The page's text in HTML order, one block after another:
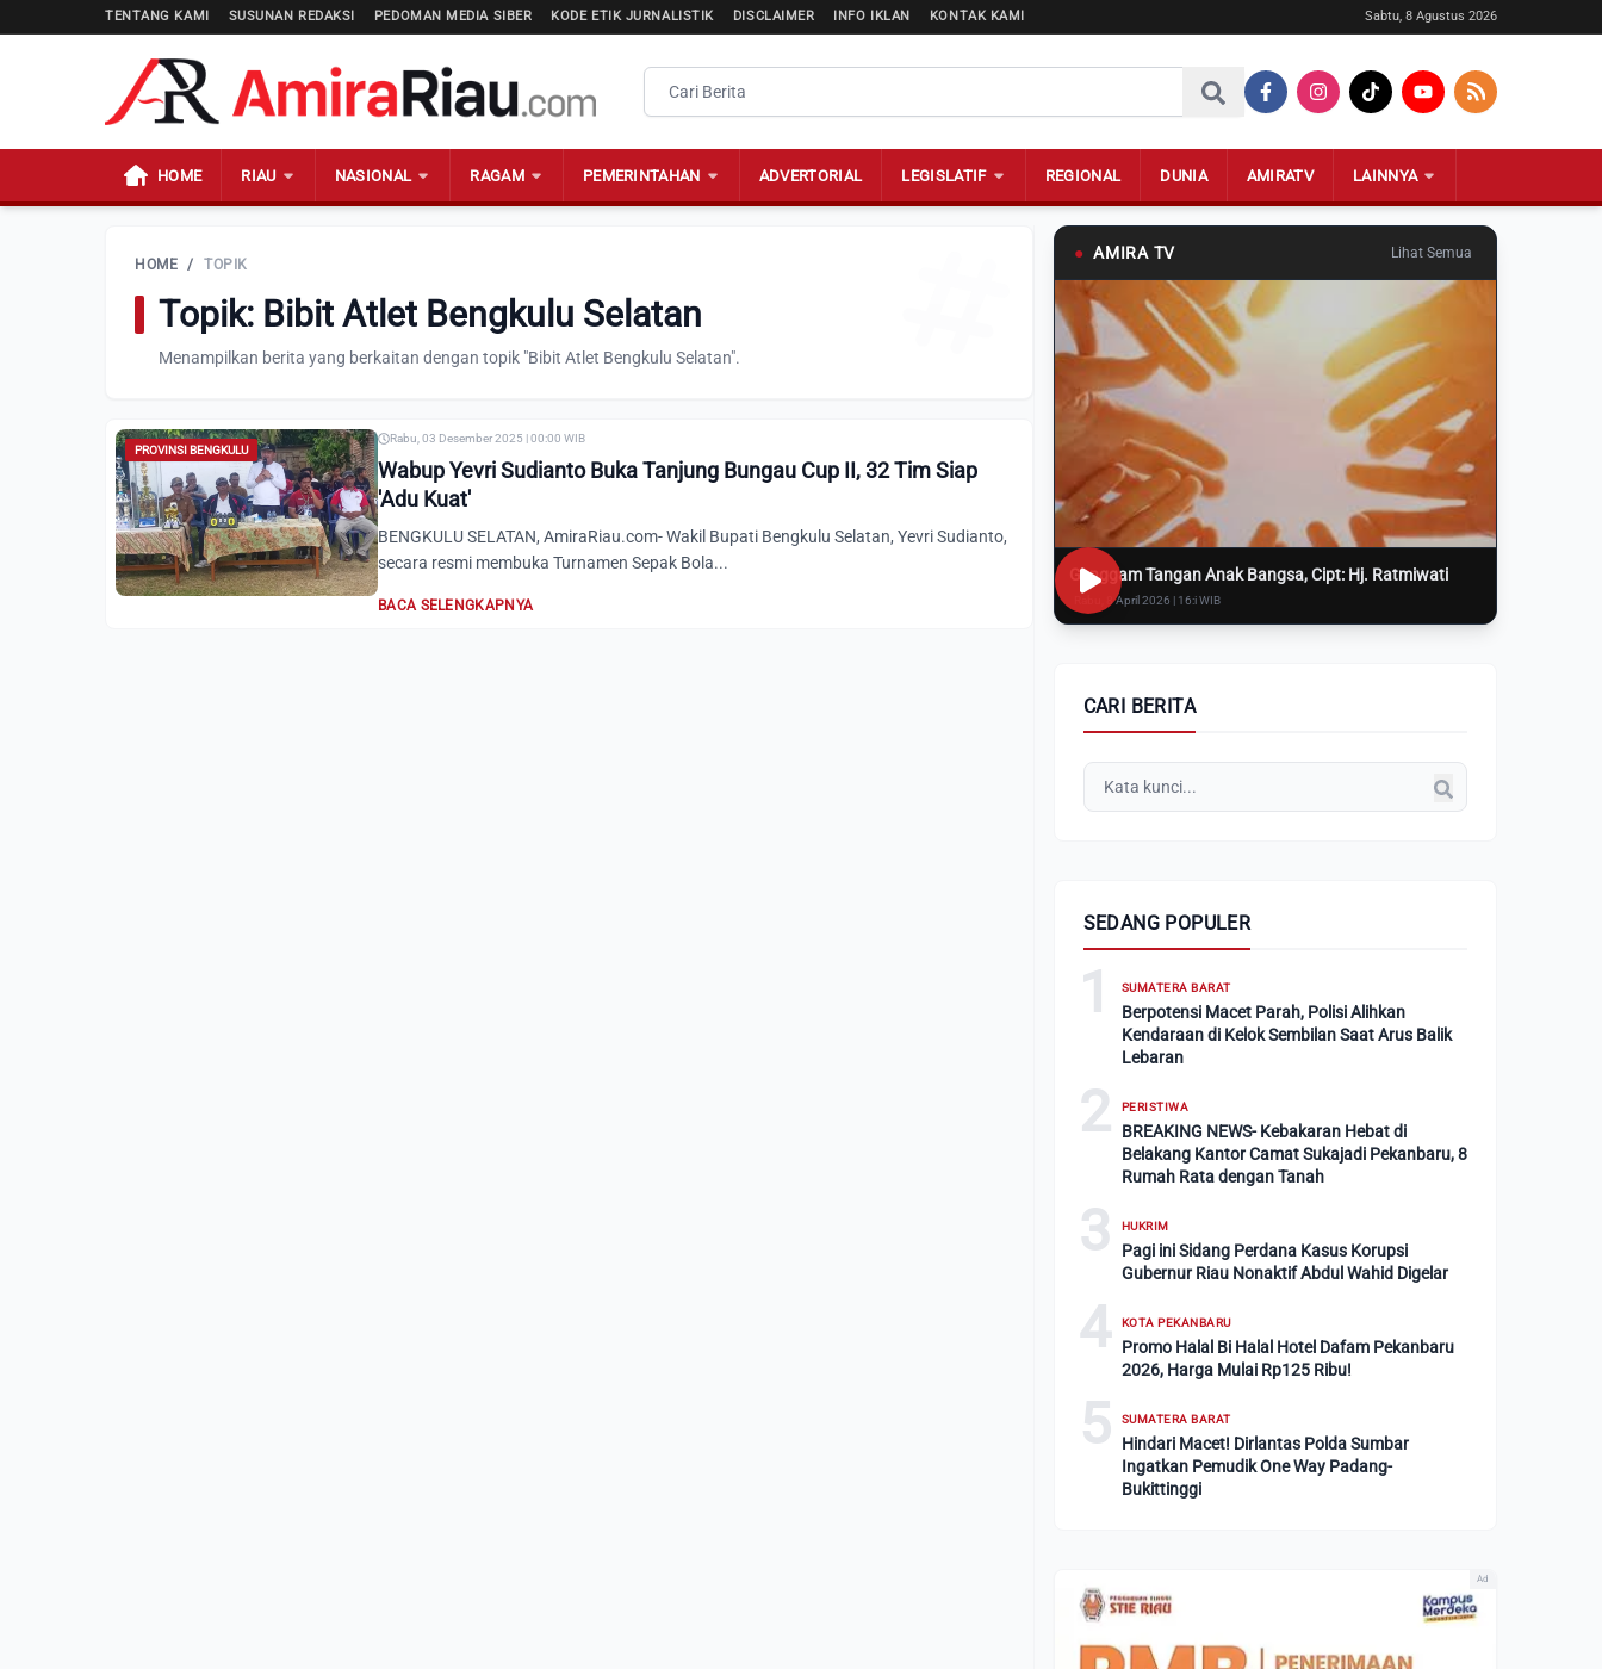
TENTANG KAMI SUSUNAN REDAKSI PEDOMAN MEDIA SIBER KODE ETIK JURNALISTIK DISCLAIMER INFO IKLAN KONTAK KAMI Sabtu, 8 Agustus 2026
HOME RIAU NASIONAL RAGAM PEMERINTAHAN ADVERTORIAL LEGISLATIF REGIONAL DUNIA AMIRATV LAINNYA
HOME / TOPIK
Topik: Bibit Atlet Bengkulu Selatan
Menampilkan berita yang berkaitan dengan topik "Bibit Atlet Bengkulu Selatan".
PROVINSI BENGKULU
Rabu, 03 Desember 2025 | 00:00 WIB
Wabup Yevri Sudianto Buka Tanjung Bungau Cup II, 32 Tim Siap
'Adu Kuat'
BENGKULU SELATAN, AmiraRiau.com- Wakil Bupati Bengkulu Selatan, Yevri Sudianto,
secara resmi membuka Turnamen Sepak Bola...
BACA SELENGKAPNYA
● AMIRA TV Lihat Semua
Genggam Tangan Anak Bangsa, Cipt: Hj. Ratmiwati
Rabu, 8 April 2026 | 16:i WIB
CARI BERITA
SEDANG POPULER
1 SUMATERA BARAT
Berpotensi Macet Parah, Polisi Alihkan
Kendaraan di Kelok Sembilan Saat Arus Balik
Lebaran
2 PERISTIWA
BREAKING NEWS- Kebakaran Hebat di
Belakang Kantor Camat Sukajadi Pekanbaru, 8
Rumah Rata dengan Tanah
3 HUKRIM
Pagi ini Sidang Perdana Kasus Korupsi
Gubernur Riau Nonaktif Abdul Wahid Digelar
4 KOTA PEKANBARU
Promo Halal Bi Halal Hotel Dafam Pekanbaru
2026, Harga Mulai Rp125 Ribu!
5 SUMATERA BARAT
Hindari Macet! Dirlantas Polda Sumbar
Ingatkan Pemudik One Way Padang-
Bukittinggi
Ad